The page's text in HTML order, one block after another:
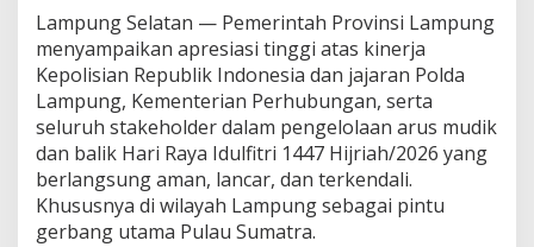
a
K
e
p
o
l
i
s
i
a
n
Lampung Selatan — Pemerintah Provinsi Lampung
menyampaikan apresiasi tinggi atas kinerja
Kepolisian Republik Indonesia dan jajaran Polda
Lampung, Kementerian Perhubungan, serta
seluruh stakeholder dalam pengelolaan arus mudik
dan balik Hari Raya Idulfitri 1447 Hijriah/2026 yang
berlangsung aman, lancar, dan terkendali.
Khususnya di wilayah Lampung sebagai pintu
gerbang utama Pulau Sumatra.